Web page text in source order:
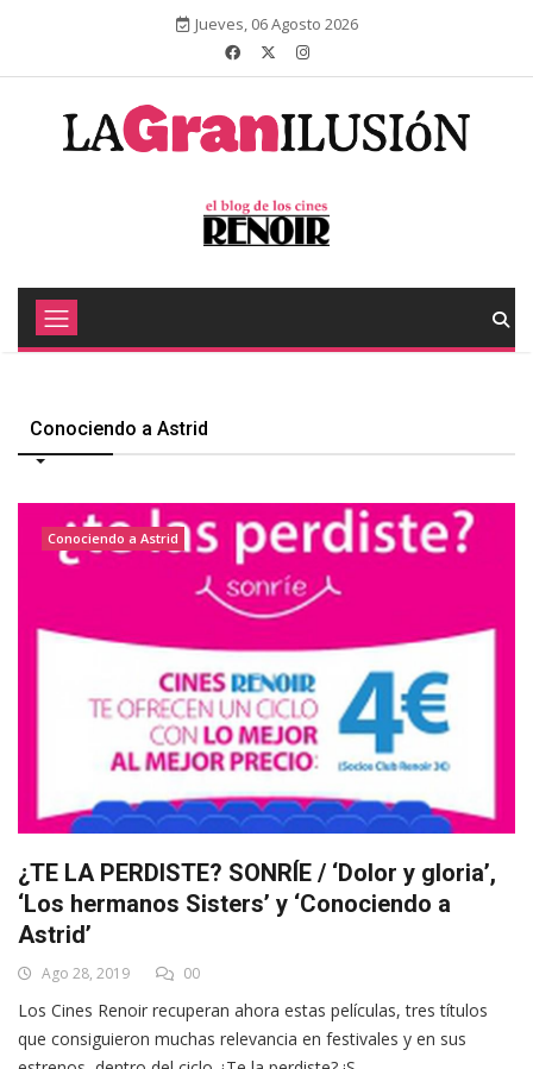
Jueves, 06 Agosto 2026
Conociendo a Astrid
Conociendo a Astrid
¿TE LA PERDISTE? SONRÍE / ‘Dolor y gloria’,
‘Los hermanos Sisters’ y ‘Conociendo a
Astrid’
Ago 28, 2019 00
Los Cines Renoir recuperan ahora estas películas, tres títulos
que consiguieron muchas relevancia en festivales y en sus